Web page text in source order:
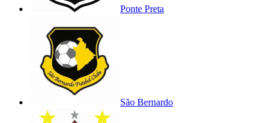
Ponte Preta
São Bernardo